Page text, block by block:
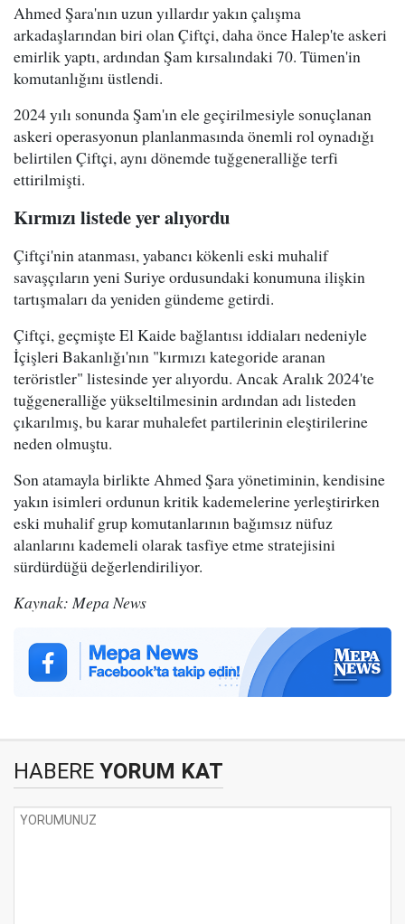
Ahmed Şara'nın uzun yıllardır yakın çalışma
arkadaşlarından biri olan Çiftçi, daha önce Halep'te askeri
emirlik yaptı, ardından Şam kırsalındaki 70. Tümen'in
komutanlığını üstlendi.
2024 yılı sonunda Şam'ın ele geçirilmesiyle sonuçlanan
askeri operasyonun planlanmasında önemli rol oynadığı
belirtilen Çiftçi, aynı dönemde tuğgeneralliğe terfi
ettirilmişti.
Kırmızı listede yer alıyordu
Çiftçi'nin atanması, yabancı kökenli eski muhalif
savaşçıların yeni Suriye ordusundaki konumuna ilişkin
tartışmaları da yeniden gündeme getirdi.
Çiftçi, geçmişte El Kaide bağlantısı iddiaları nedeniyle
İçişleri Bakanlığı'nın "kırmızı kategoride aranan
teröristler" listesinde yer alıyordu. Ancak Aralık 2024'te
tuğgeneralliğe yükseltilmesinin ardından adı listeden
çıkarılmış, bu karar muhalefet partilerinin eleştirilerine
neden olmuştu.
Son atamayla birlikte Ahmed Şara yönetiminin, kendisine
yakın isimleri ordunun kritik kademelerine yerleştirirken
eski muhalif grup komutanlarının bağımsız nüfuz
alanlarını kademeli olarak tasfiye etme stratejisini
sürdürdüğü değerlendiriliyor.
Kaynak: Mepa News
HABERE YORUM KAT